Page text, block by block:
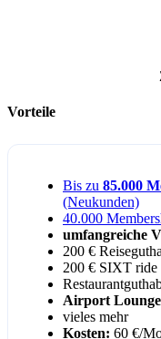
Vorteile
Bis zu 85.000
(Neukunden)
40.000
umfangreiche
200 €
200 € SIXT ride
Airport
vieles mehr
Kosten: 60 €/